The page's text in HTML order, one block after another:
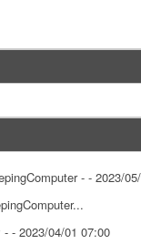
- - 2023/
- 2023/04/01 07:00